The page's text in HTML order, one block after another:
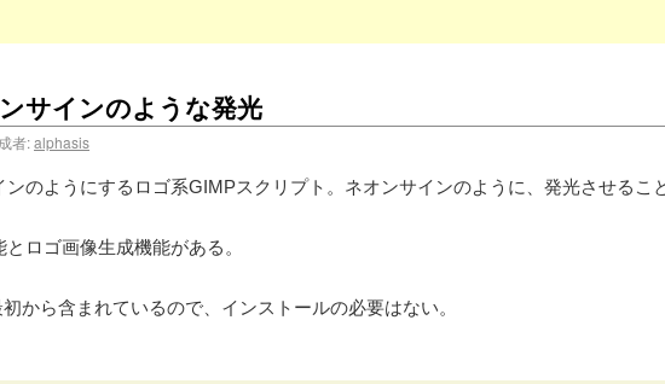
サインのような発光
者:alphasis
ンのようにするロゴ系GIMPスクリプト。ネオンサインのように、発光させるこ
ロゴ画像生成機能がある。
から含まれているので、インストールの必要はない。